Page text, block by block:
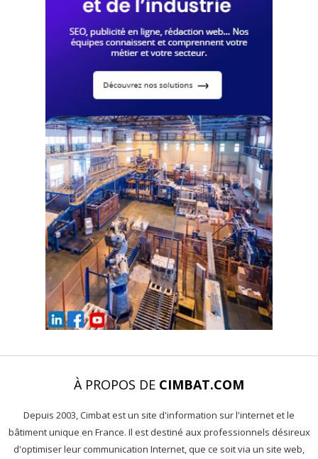
À PROPOS DE CIMBAT.COM
Depuis 2003, Cimbat est un site d'information sur l'internet et le
bâtiment unique en France. Il est destiné aux professionnels désireux
d'optimiser leur communication Internet, que ce soit via un site web,